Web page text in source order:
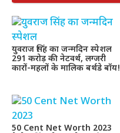
युवराज सिंह का जन्मदिन स्पेशल
291 करोड़ की नेटवर्थ, लग्जरी
कारों-महलों के मालिक बर्थडे बॉय!
50 Cent Net Worth 2023